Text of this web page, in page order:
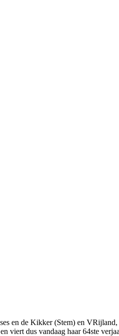
en de Kikker (Stem) en
viert dus vandaag haar 64ste